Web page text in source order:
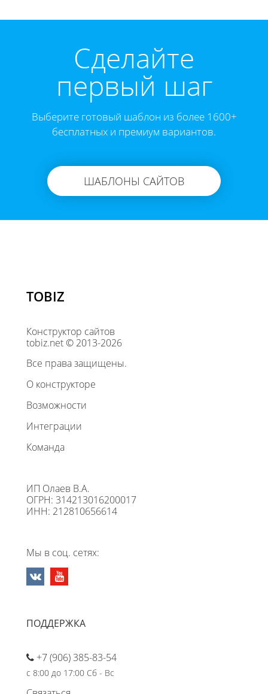
Cделайте
первый шаг
Выберите готовый шаблон из более 1600+
бесплатных и премиум вариантов.
ШАБЛОНЫ САЙТОВ
TOBIZ
Конструктор сайтов
tobiz.net © 2013-2026
Все права защищены.
О конструкторе
Возможности
Интеграции
Команда
ИП Олаев В.А.
ОГРН: 314213016200017
ИНН: 212810656614
Мы в соц. сетях:
ПОДДЕРЖКА
+7 (906) 385-83-54
с 8:00 до 17:00 Сб - Вс